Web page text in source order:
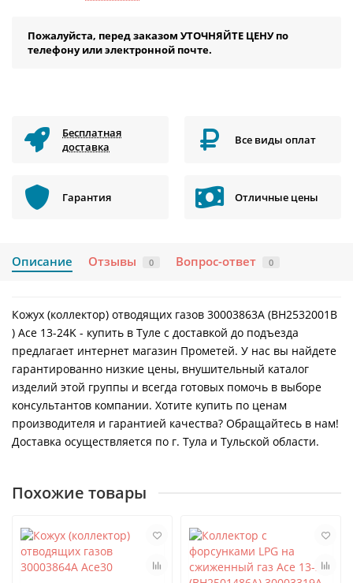
Пожалуйста, перед заказом УТОЧНЯЙТЕ ЦЕНУ по
телефону или электронной почте.
Бесплатная
доставка
Все виды оплат
Гарантия Отличные цены
Описание Отзывы 0 Вопрос-ответ 0
Кожух (коллектор) отводящих газов 30003863А (BH2532001B
) Ace 13-24K - купить в Туле с доставкой до подъезда
предлагает интернет магазин Прометей. У нас вы найдете
гарантированно низкие цены, внушительный каталог
изделий этой группы и всегда готовых помочь в выборе
консультантов компании. Хотите купить по ценам
производителя и гарантией качества? Обращайтесь в нам!
Доставка осуществляется по г. Тула и Тульской области.
Похожие товары